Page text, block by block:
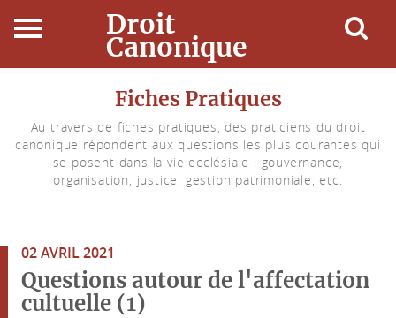
Droit
Canonique
Droit Canonique
Ressources
Connexion
Fiches Pratiques
Au travers de fiches pratiques, des praticiens du droit
canonique répondent aux questions les plus courantes qui
se posent dans la vie ecclésiale : gouvernance,
organisation, justice, gestion patrimoniale, etc.
02 AVRIL 2021
Questions autour de l'affectation
cultuelle (1)